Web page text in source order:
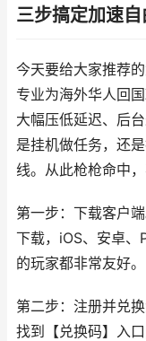
三步搞定加速自
今天要给大家推荐
专业为海外华人回
大幅压低延迟、后
是挂机做任务，还
线。从此枪枪命中
第一步：下载客户
下载，iOS、安卓
的玩家都非常友好。
第二步：注册并兑
找到【兑换码】入